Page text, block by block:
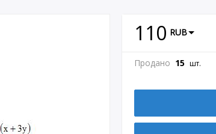
110 RUB
Продано 15 шт.